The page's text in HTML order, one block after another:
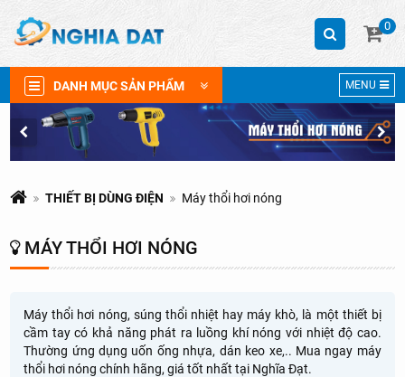
0
DANH MỤC SẢN PHẨM MENU
THIẾT BỊ DÙNG ĐIỆN Máy thổi hơi nóng
MÁY THỔI HƠI NÓNG
Máy thổi hơi nóng, súng thổi nhiệt hay máy khò, là một thiết bị
cầm tay có khả năng phát ra luồng khí nóng với nhiệt độ cao.
Thường ứng dụng uốn ống nhựa, dán keo xe,.. Mua ngay máy
thổi hơi nóng chính hãng, giá tốt nhất tại Nghĩa Đạt.